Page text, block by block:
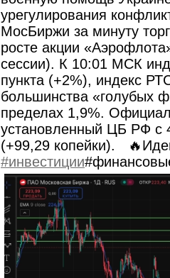
урегулирования
МосБиржи за минуту
росте акции
сессии). К 10:01 МСК
пункта (+2%), индекс
большинства «голубых
пределах 1,9%.
установленный ЦБ РФ с
(+99,29 копейки).
#инвестиции